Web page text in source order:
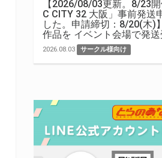
【2026/08/03更新。8/23
C CITY 32 大阪」事前発送
した。申請締切：8/20(木)
作品を イベント会場で発送
2026.08.03 サークル様向け